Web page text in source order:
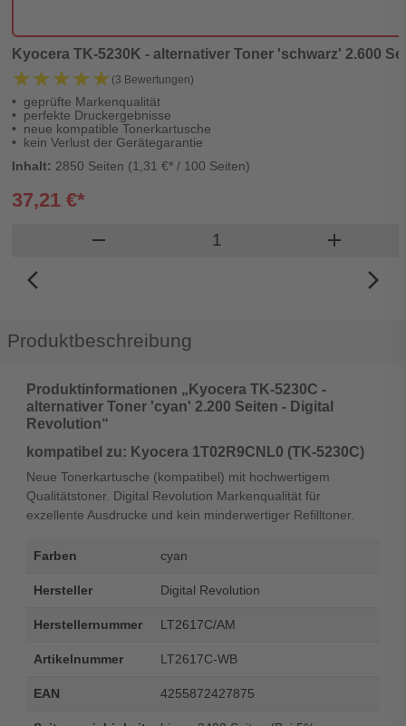
Kyocera TK-5230K - alternativer Toner 'schwarz' 2.600
★★★★★
★★★★★ (3 Bewertungen)
geprüfte Markenqualität
perfekte Druckergebnisse
neue kompatible Tonerkartusche
kein Verlust der Gerätegarantie
Inhalt: 2850 Seiten (1,31 €* / 100 Seiten)
37,21 €*
remove Produkt Warenkorb
add
arrow_back_ios_new
arrow_forward_ios
Produktbeschreibung
Produktinformationen „Kyocera TK-5230C -
alternativer Toner 'cyan' 2.200 Seiten - Digital
Revolution“
kompatibel zu: Kyocera 1T02R9CNL0 (TK-5230C)
Neue Tonerkartusche (kompatibel) mit hochwertigem
Qualitätstoner. Digital Revolution Markenqualität für
exzellente Ausdrucke und kein minderwertiger Refilltoner.
Farben cyan
Hersteller Digital Revolution
Herstellernummer LT2617C/AM
Artikelnummer LT2617C-WB
EAN 4255872427875